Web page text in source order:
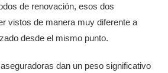
de renovación, esos dos
vistos de manera muy diferente a
desde el mismo punto.
dan un peso significativo